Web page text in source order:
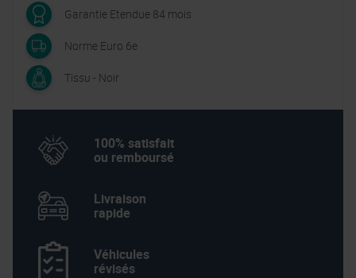
Garantie Etendue 84 mois
Norme Euro 6e
Tissu - Noir
100% satisfait
ou remboursé
Livraison
rapide
Véhicules
révisés